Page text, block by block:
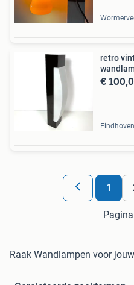
retro
€
Eindhoven
1
Raak Wandlampen voor